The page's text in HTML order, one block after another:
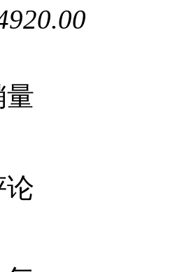
量
论